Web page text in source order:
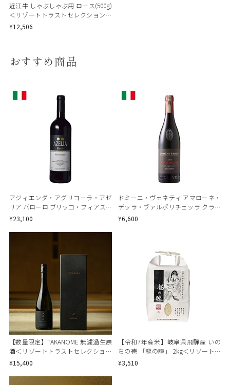
近江牛 しゃぶしゃぶ用 ロース(500g)
＜リゾートトラストセレクション＞
[地域の銘品：滋賀]
¥12,506
おすすめ商品
アジィエンダ・アグリコーラ・アゼ
リア バローロ ブリッコ・フィアスコ
＜リゾートトラストセレクション＞
¥23,100
ドミーニ・ヴェネティ アマローネ・
デッラ・ヴァルポリチェッラ クラッ
シコ＜リゾートトラストセレクショ
ン＞
¥6,600
【数量限定】TAKANOME 無濾過生原
酒＜リゾートトラストセレクション
＞
¥15,400
【令和7年産米】岐阜県飛騨産 いの
ちの壱 「龍の瞳」 2kg＜リゾートト
ラストセレクション＞
¥3,510